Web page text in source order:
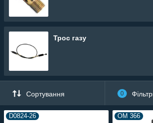
Трос газу
Сортування 0
D0824-26 OM 366